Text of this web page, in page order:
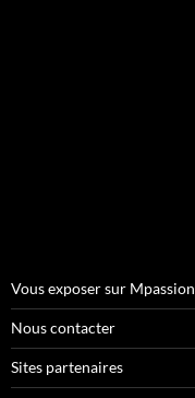
Vous exposer sur Mpassion
Nous contacter
Sites partenaires